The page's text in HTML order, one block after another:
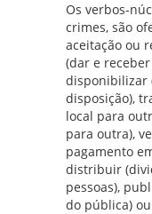
Os verbos-
crimes, são
aceitação ou
(dar e
disponibilizar
disposição),
local para
para outra),
pagamento
distribuir
pessoas),
do pública)